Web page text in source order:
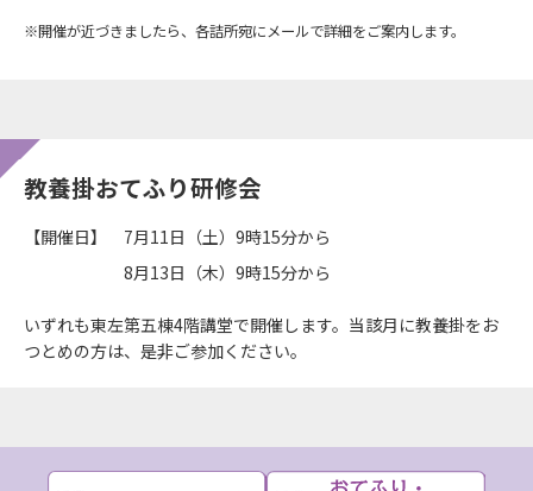
※開催が近づきましたら、各詰所宛にメールで詳細をご案内します。
教養掛おてふり研修会
【開催日】
7月11日（土）9時15分から
8月13日（木）9時15分から
いずれも東左第五棟4階講堂で開催します。当該月に教養掛をお
つとめの方は、是非ご参加ください。